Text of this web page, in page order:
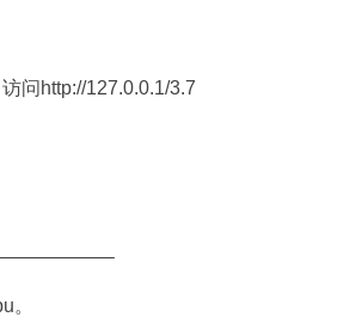
问http://127.0.0.1/3.7
。